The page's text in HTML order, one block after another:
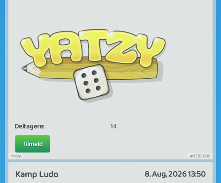
Deltagere:
14
Tilmeld
Yatzy #2353000
Kamp Ludo 8. Aug, 2026 13:50